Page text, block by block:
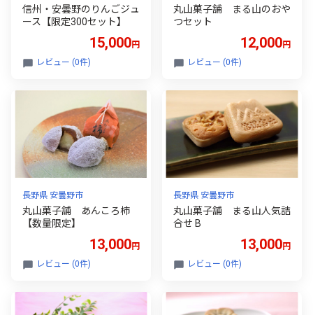
信州・安曇野のりんごジュ
ース【限定300セット】
15,000円
レビュー (0件)
丸山菓子舗 まる山のおや
つセット
12,000円
レビュー (0件)
長野県 安曇野市
丸山菓子舗 あんころ柿
【数量限定】
13,000円
レビュー (0件)
長野県 安曇野市
丸山菓子舗 まる山人気詰
合せ B
13,000円
レビュー (0件)